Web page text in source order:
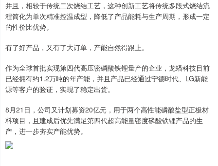
并且，相较于传统二次烧结工艺，这种创新工艺将传统多段式烧结流
程简化为单次精准控温成型，降低了产品能耗与生产周期，形成一定
的性价比优势。
有了好产品，又有了大订单，产能自然得跟上。
作为全球首批实现第四代高压密磷酸铁锂量产的企业，龙蟠科技目前
已经拥有约1.2万吨的年产能，并且产品已经通过宁德时代、LG新能
源等客户的验证，实现了稳定出货。
8月21日，公司又计划募资20亿元，用于两个高性能磷酸盐型正极材
料项目，且建成后优先满足第四代超高能量密度磷酸铁锂产品的生
产，进一步夯实产能优势。